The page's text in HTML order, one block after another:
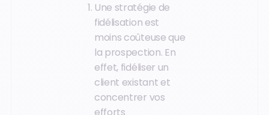
Une stratégie de
fidélisation est
moins coûteuse que
la prospection. En
effet, fidéliser un
client existant et
concentrer vos